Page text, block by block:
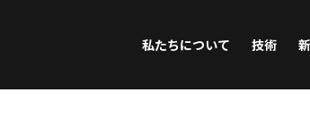
私たちについて 技術